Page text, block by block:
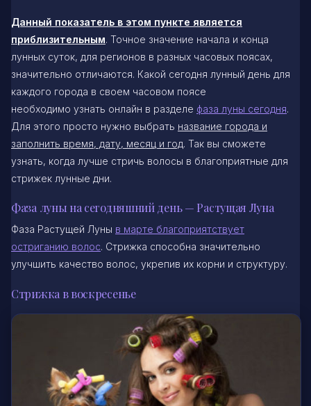
Данный показатель в этом пункте является
приблизительным. Точное значение начала и конца
лунных суток, для регионов в разных часовых поясах,
значительно отличаются. Какой сегодня лунный день для
каждого города в своем часовом поясе
необходимо узнать онлайн в разделе фаза луны сегодня.
Для этого просто нужно выбрать название города и
заполнить время, дату, месяц и год. Так вы сможете
узнать, когда лучше стричь волосы в благоприятные для
стрижек лунные дни.
Фаза луны на сегодняшний день — Растущая Луна
Фаза Растущей Луны в марте благоприятствует
остриганию волос. Стрижка способна значительно
улучшить качество волос, укрепив их корни и структуру.
Стрижка в воскресенье